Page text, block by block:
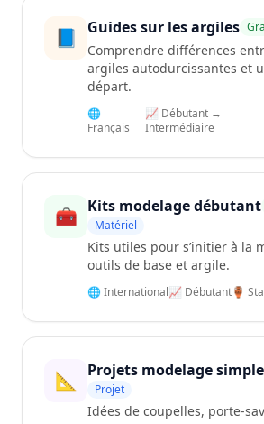
📘 Guides sur les argiles
Comprendre différences
argiles autodurcissantes et
départ.
🌐
Français
📈 Débutant →
Intermédiaire
🧰 Kits modelage débutant
Matériel
Kits utiles pour s’initier à la
outils de base et argile.
🌐 International📈 Débutant🏺
📐 Projets modelage
Projet
Idées de coupelles, porte-